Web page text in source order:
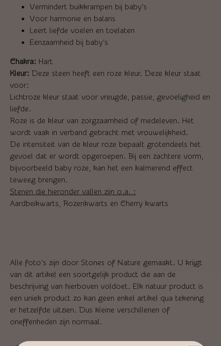
Vermindert buikkrampen bij baby’s
Voor harmonie en balans
Leert liefde voelen en toelaten
Eenzaamheid bij baby’s
Chakra: Hart
Kleur: Deze steen heeft een roze kleur. Deze kleur staat
voor:
Lichtroze kleur staat voor vreugde, passie, gevoeligheid en
liefde.
Roze is de kleur van zorgzaamheid of medeleven. Het
wordt vaak in verband gebracht met vrouwelijkheid.
De intensiteit van de kleur roze bepaalt grotendeels het
gevoel dat er wordt opgeroepen. Bij een zachtere vorm,
bijvoorbeeld baby roze, kan het een kalmerend effect
teweeg brengen.
Stenen die hieronder vallen zijn o.a. :
Aardbeikwarts, Rozenkwarts en Cherry kwarts
Alle foto’s zijn door Stones of Nature gemaakt. U krijgt
van dit artikel een soortgelijk product die aan de
beschrijving van hierboven voldoet. Elk natuur product is
een uniek product zo kan geen enkel artikel qua tekening
er hetzelfde uitzien. Dus kleine verschillenen of
oneffenheden zijn normaal.